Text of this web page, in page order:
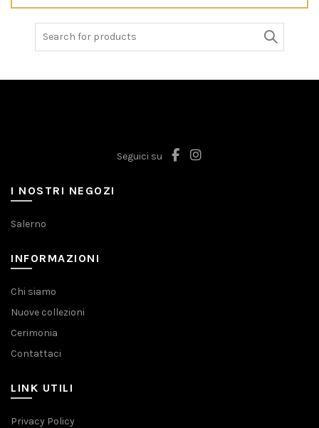
Seguici su
I NOSTRI NEGOZI
Salerno
INFORMAZIONI
Chi siamo
Nuove collezioni
Cerimonia
Contattaci
LINK UTILI
Privacy Policy